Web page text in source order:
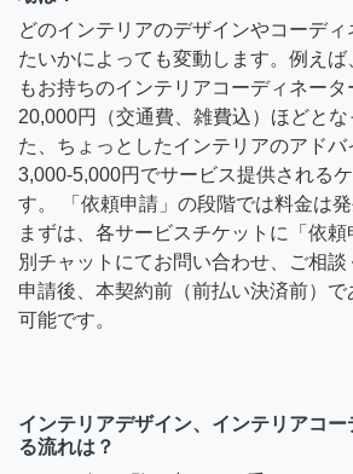
どのインテリアのデザインやコーデ
たいかによっても変動します。例え
もお持ちのインテリアコーディネータ
20,000円（交通費、雑費込）ほどとな
た、ちょっとしたインテリアのアドバ
3,000-5,000円でサービス提供される
す。 「依頼申請」の段階では料金は発
まずは、各サービスチケットに「依
別チャットにてお問い合わせ、ご相
申請後、本契約前（前払い決済前）
可能です。
インテリアデザイン、インテリアコ
る流れは？